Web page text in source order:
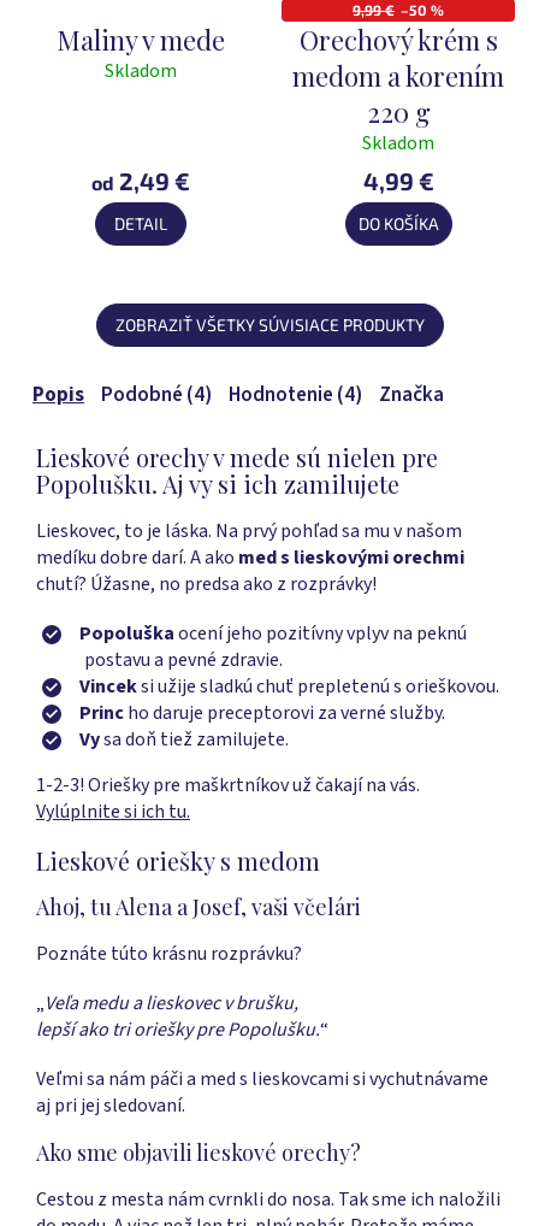
Maliny v mede
PriemernéSkladom
od 2,49 €
DETAIL
9,99 € –50 %
Orechový krém s
medom a korením
220 g
Priemerné
hodnotenie
produktu
5
hviezdičiek.
Skladom
4,99 €
DO KOŠÍKA
ZOBRAZIŤ VŠETKY SÚVISIACE PRODUKTY
Popis Podobné (4) Hodnotenie (4) Značka
Lieskové orechy v mede sú nielen pre
Popolušku. Aj vy si ich zamilujete
Lieskovec, to je láska. Na prvý pohľad sa mu v našom
medíku dobre darí. A ako med s lieskovými orechmi
chutí? Úžasne, no predsa ako z rozprávky!
Popoluškaocení jeho pozitívny vplyv na peknú
postavu a pevné zdravie.
Vinceksi užije sladkú chuť prepletenú s orieškovou.
Princho daruje preceptorovi za verné služby.
Vysa doň tiež zamilujete.
1-2-3! Oriešky pre maškrtníkov už čakají na vás.
Vylúplnite si ich tu.
Lieskové oriešky s medom
Ahoj, tu Alena a Josef, vaši včelári
Poznáte túto krásnu rozprávku?
„Veľa medu a lieskovec v brušku,
lepší ako tri oriešky pre Popolušku.“
Veľmi sa nám páči a med s lieskovcami si vychutnávame
aj pri jej sledovaní.
Ako sme objavili lieskové orechy?
Cestou z mesta nám cvrnkli do nosa. Tak sme ich naložili